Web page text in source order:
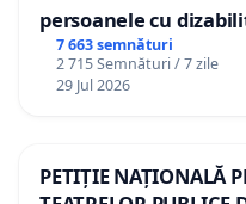
persoanele cu
7 663 semnături
2 715 Semnături / 7 zile
29 Jul 2026
PETIȚIE NAȚIONALĂ